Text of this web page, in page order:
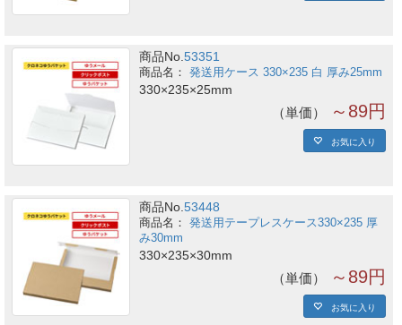
商品No.53351
発送用ケース 330×235 白 厚み25mm
330×235×25mm
単価 ～89円
お気に入り
商品No.53448
発送用テープレスケース330×235 厚
み30mm
330×235×30mm
単価 ～89円
お気に入り